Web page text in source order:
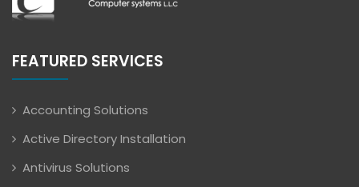
FEATURED SERVICES
Accounting Solutions
Active Directory Installation
Antivirus Solutions